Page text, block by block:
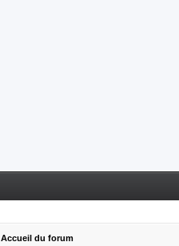
Accueil du forum